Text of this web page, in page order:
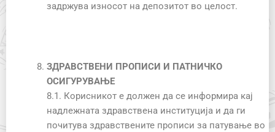
задржува износот на депозитот во целост.
ЗДРАВСТВЕНИ ПРОПИСИ И ПАТНИЧКО
ОСИГУРУВАЊЕ
8.1. Корисникот е должен да се информира кај
надлежната здравствена институција и да ги
почитува здравствените прописи за патување во